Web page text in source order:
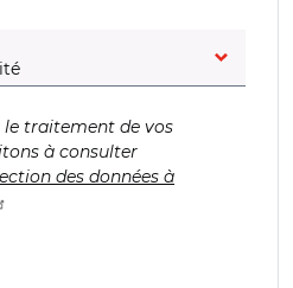
le traitement de vos
à consulter
des données à